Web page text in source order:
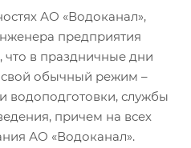
АО «Водоканал»,
предприятия
что в праздничные дни
свой обычный режим –
водоподготовки, службы
причем на всех
АО «Водоканал».